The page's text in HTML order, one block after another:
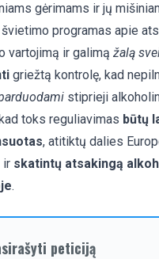
gėrimams ir jų
švietimo programas apie
vartojimą ir galimą žalą
griežtą kontrolę, kad
stiprieji
toks reguliavimas būtų
, atitiktų dalies
ir skatintų atsakingą
.
peticiją